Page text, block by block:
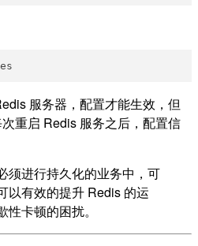
服务器，配置才能生效，但
重启 Redis 服务之后，配置信
须进行持久化的业务中，可
以有效的提升 Redis 的运
卡顿的困扰。